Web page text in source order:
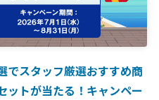
でスタッフ厳選おすすめ商
ットが当たる！キャンペー